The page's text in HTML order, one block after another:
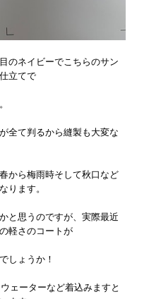
のネイビーでこちらのサン
立てで
全て判るから縫製も大変な
から梅雨時そして秋口など
ります。
と思うのですが、実際最近
軽さのコートが
しょうか！
ェーターなど着込みますと